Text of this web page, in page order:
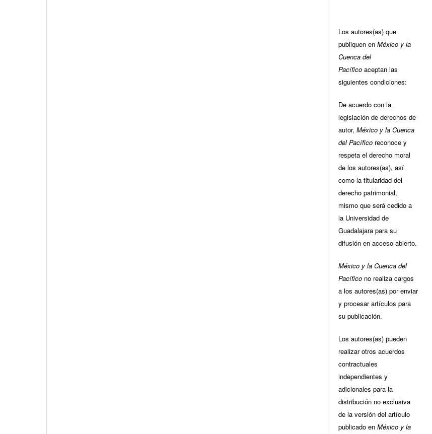
Los autores(as) que
publiquen en México y la
Cuenca del
Pacífico aceptan las
siguientes condiciones:
De acuerdo con la
legislación de derechos de
autor, México y la Cuenca
del Pacífico reconoce y
respeta el derecho moral
de los autores(as), así
como la titularidad del
derecho patrimonial,
mismo que será cedido a
la Universidad de
Guadalajara para su
difusión en acceso abierto.
México y la Cuenca del
Pacífico no realiza cargos
a los autores(as) por enviar
y procesar artículos para
su publicación.
Los autores(as) pueden
realizar otros acuerdos
contractuales
independientes y
adicionales para la
distribución no exclusiva
de la versión del artículo
publicado en México y la